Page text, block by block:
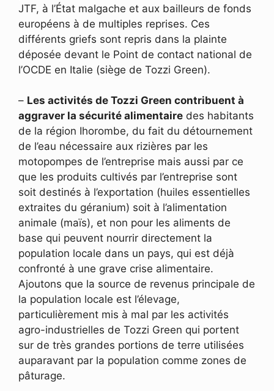
JTF, à l’État malgache et aux bailleurs de fonds
européens à de multiples reprises. Ces
différents griefs sont repris dans la plainte
déposée devant le Point de contact national de
l’OCDE en Italie (siège de Tozzi Green).
– Les activités de Tozzi Green contribuent à
aggraver la sécurité alimentaire des habitants
de la région Ihorombe, du fait du détournement
de l’eau nécessaire aux rizières par les
motopompes de l’entreprise mais aussi par ce
que les produits cultivés par l’entreprise sont
soit destinés à l’exportation (huiles essentielles
extraites du géranium) soit à l’alimentation
animale (maïs), et non pour les aliments de
base qui peuvent nourrir directement la
population locale dans un pays, qui est déjà
confronté à une grave crise alimentaire.
Ajoutons que la source de revenus principale de
la population locale est l’élevage,
particulièrement mis à mal par les activités
agro-industrielles de Tozzi Green qui portent
sur de très grandes portions de terre utilisées
auparavant par la population comme zones de
pâturage.